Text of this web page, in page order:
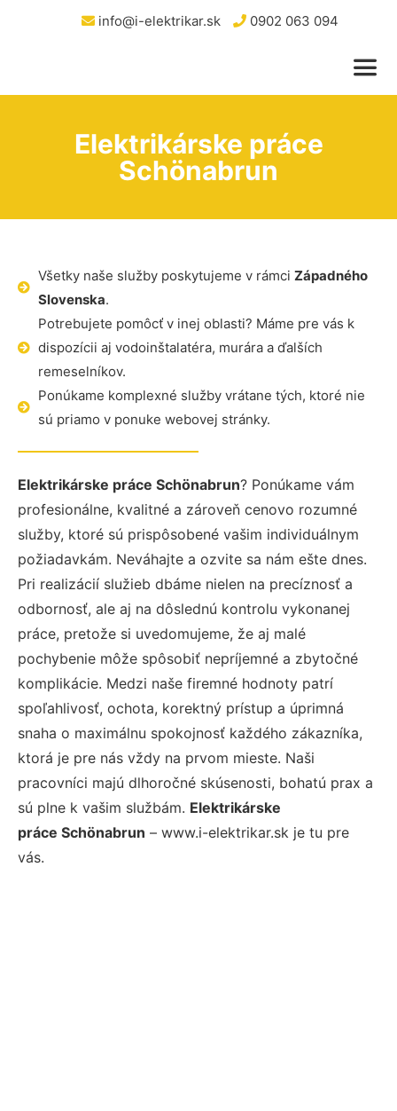
info@i-elektrikar.sk 0902 063 094
Elektrikárske práce
Schönabrun
Všetky naše služby poskytujeme v rámci Západného
Slovenska.
Potrebujete pomôcť v inej oblasti? Máme pre vás k
dispozícii aj vodoinštalatéra, murára a ďalších
remeselníkov.
Ponúkame komplexné služby vrátane tých, ktoré nie
sú priamo v ponuke webovej stránky.
Elektrikárske práce Schönabrun? Ponúkame vám
profesionálne, kvalitné a zároveň cenovo rozumné
služby, ktoré sú prispôsobené vašim individuálnym
požiadavkám. Neváhajte a ozvite sa nám ešte dnes.
Pri realizácií služieb dbáme nielen na precíznosť a
odbornosť, ale aj na dôslednú kontrolu vykonanej
práce, pretože si uvedomujeme, že aj malé
pochybenie môže spôsobiť nepríjemné a zbytočné
komplikácie. Medzi naše firemné hodnoty patrí
spoľahlivosť, ochota, korektný prístup a úprimná
snaha o maximálnu spokojnosť každého zákazníka,
ktorá je pre nás vždy na prvom mieste. Naši
pracovníci majú dlhoročné skúsenosti, bohatú prax a
sú plne k vašim službám. Elektrikárske
práce Schönabrun – www.i-elektrikar.sk je tu pre
vás.